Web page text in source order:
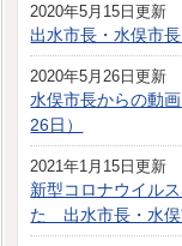
2020年5月15日更新
出水市長・水俣市
2020年5月26日更新
水俣市長からの動
26日）
2021年1月15日更新
新型コロナウイル
た 出水市長・水